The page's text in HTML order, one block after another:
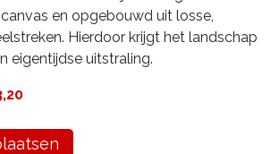
en opgebouwd uit losse,
Hierdoor krijgt het landschap
eigentijdse uitstraling.